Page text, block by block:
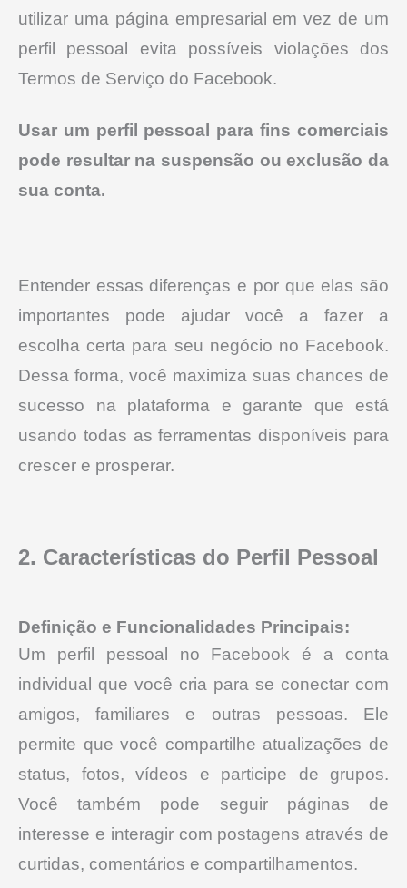
utilizar uma página empresarial em vez de um
perfil pessoal evita possíveis violações dos
Termos de Serviço do Facebook.
Usar um perfil pessoal para fins comerciais
pode resultar na suspensão ou exclusão da
sua conta.
Entender essas diferenças e por que elas são
importantes pode ajudar você a fazer a
escolha certa para seu negócio no Facebook.
Dessa forma, você maximiza suas chances de
sucesso na plataforma e garante que está
usando todas as ferramentas disponíveis para
crescer e prosperar.
2. Características do Perfil Pessoal
Definição e Funcionalidades Principais:
Um perfil pessoal no Facebook é a conta
individual que você cria para se conectar com
amigos, familiares e outras pessoas. Ele
permite que você compartilhe atualizações de
status, fotos, vídeos e participe de grupos.
Você também pode seguir páginas de
interesse e interagir com postagens através de
curtidas, comentários e compartilhamentos.